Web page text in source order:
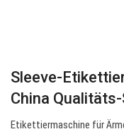
Sleeve-
China
Etikettiermaschine für